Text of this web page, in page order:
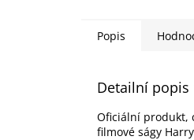
Popis
Detailní
Oficiální produkt,
filmové ságy